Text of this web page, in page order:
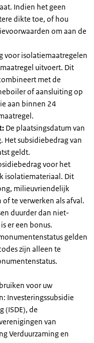
Indien het geen
dikte toe, of hou
om aan de
voor isolatiemaatregelen
uitvoert. Dit
met de
of aansluiting op
aan binnen 24
De plaatsingsdatum van
Het subsidiebedrag van
geldt.
voor het
isolatiemateriaal. Dit
milieuvriendelijk
te verwerken als afval.
duurder dan niet-
er een bonus.
gelden
zijn alleen te
voor uw
Investeringssubsidie
(ISDE), de
van
Verduurzaming en